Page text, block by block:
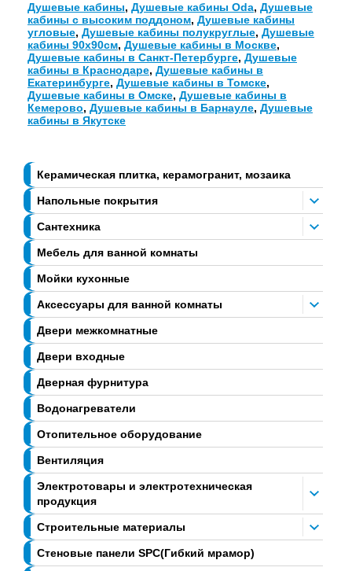
Керамическая плитка, керамогранит, мозаика
Напольные покрытия
Сантехника
Мебель для ванной комнаты
Мойки кухонные
Аксессуары для ванной комнаты
Двери межкомнатные
Двери входные
Дверная фурнитура
Водонагреватели
Отопительное оборудование
Вентиляция
Электротовары и электротехническая
продукция
Строительные материалы
Стеновые панели SPC(Гибкий мрамор)
Душевые кабины, Душевые кабины Oda, Душевые
кабины с высоким поддоном, Душевые кабины
угловые, Душевые кабины полукруглые, Душевые
кабины 90х90см, Душевые кабины в Москве,
Душевые кабины в Санкт-Петербурге, Душевые
кабины в Краснодаре, Душевые кабины в
Екатеринбурге, Душевые кабины в Томске,
Душевые кабины в Омске, Душевые кабины в
Кемерово, Душевые кабины в Барнауле, Душевые
кабины в Якутске